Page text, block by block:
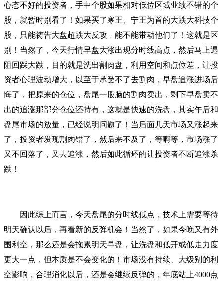
心态不好的投资者，手中个股如果相对低位区域业绩不错的个
股，就暂时别看了！如果买了寒王、宁王为首的大跌大科技个
股，只能祷告大盘超跌大反攻，能不能带动他们了！这就是区
别！当然了，今天行情早盘大涨出现分时线高点，然后马上遇
阻回踩大跌，目的就是洗出割肉盘，利用空间和点位差，让投
资者心理波动增大，以至于承受不了去割肉，早盘追涨进场后
悔了，把原来的仓位，盘尾一股脑的割肉卖出，剩下早盘卖不
出的追涨那部分仓位还持有，这就是快速的洗盘，其实午后和
盘尾市场的放量，已经说明问题了！当后面几天市场又涨起来
了，投资者发现割肉错了，然后来不及了，等啊等，市场涨了
又不回落了，又去追涨，然后如此循环的让投资者不断追涨杀
跌！
因此综上而言，今天盘尾的分时线低点，技术上需要等待
明天确认以后，再看新的反弹机会！当然了，如果今晚又有外
围利空，那么还是会拖累明天早盘，让洗盘和低开或低走力度
更大一点，但本质是不会变化的！市场没有持续、大级别的利
空影响，合理消化以后，还是会继续反弹的，年底站上4000点